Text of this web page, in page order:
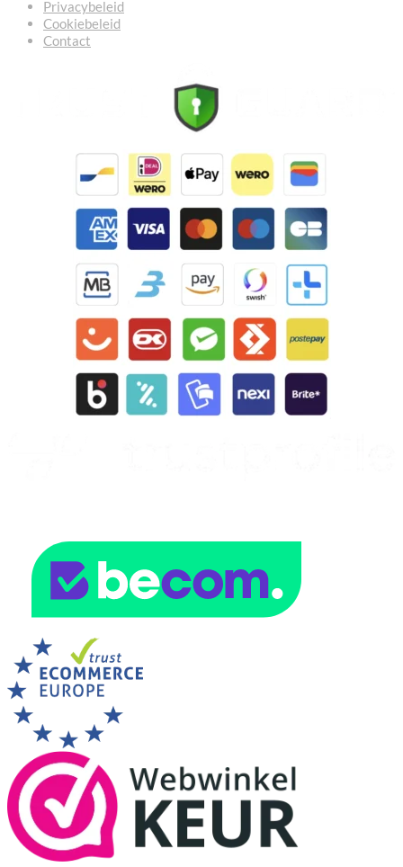
Privacybeleid
Cookiebeleid
Contact